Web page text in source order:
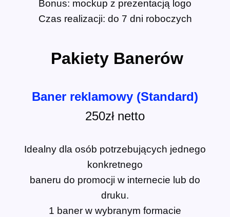
Bonus: mockup z prezentacją logo
Czas realizacji: do 7 dni roboczych
Pakiety Banerów
Baner reklamowy (Standard)
250zł netto
Idealny dla osób potrzebujących jednego
konkretnego
baneru do promocji w internecie lub do
druku.
1 baner w wybranym formacie